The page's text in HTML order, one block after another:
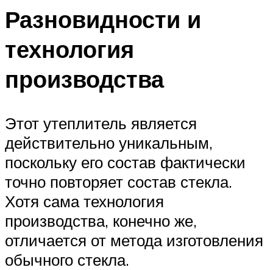
Разновидности и
технология
производства
Этот утеплитель является
действительно уникальным,
поскольку его состав фактически
точно повторяет состав стекла.
Хотя сама технология
производства, конечно же,
отличается от метода изготовления
обычного стекла.